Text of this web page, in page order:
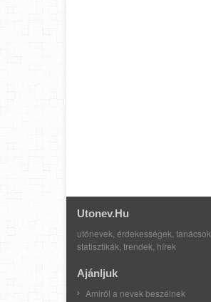
Utonev.hu
utónevek, érdekességek, tanácsok,
statisztikák, trendek, hírek
Ajánljuk
Amiről a nevek beszélnek